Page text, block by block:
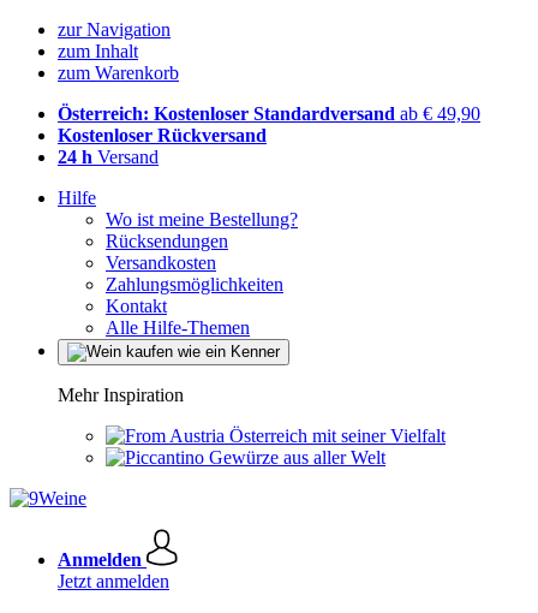
zur Navigation
zum Inhalt
zum Warenkorb
Österreich: Kostenloser Standardversand ab € 49,90
Kostenloser Rückversand
24 h Versand
Hilfe
Wo ist meine Bestellung?
Rücksendungen
Versandkosten
Zahlungsmöglichkeiten
Kontakt
Alle Hilfe-Themen
Mehr Inspiration
Österreich mit seiner Vielfalt
Gewürze aus aller Welt
Anmelden
Jetzt anmelden